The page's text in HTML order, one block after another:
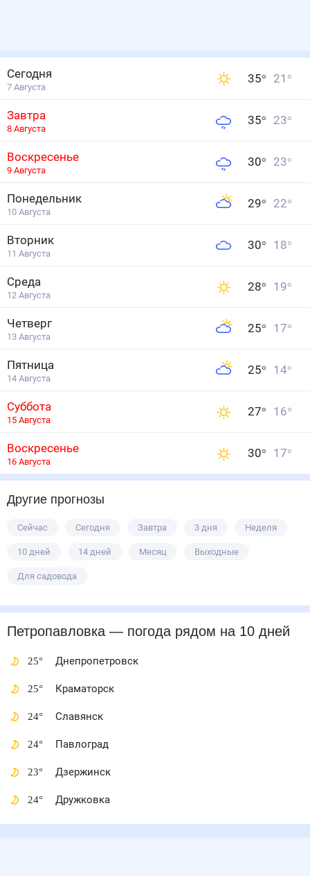
Сегодня
7 Августа
35° 21 °
Завтра
8 Августа
35° 23°
Воскресенье
9 Августа
30° 23°
Понедельник
10 Августа
29° 22°
Вторник
11 Августа
30° 18°
Среда
12 Августа
28° 19°
Четверг
13 Августа
25° 17°
Пятница
14 Августа
25° 14°
Суббота
15 Августа
27° 16°
Воскресенье
16 Августа
30° 17°
Другие прогнозы
Сейчас Сегодня Завтра 3 дня Неделя
10 дней 14 дней Месяц Выходные
Для садовода
Петропавловка — погода рядом на 10 дней
25° Днепропетровск
25° Краматорск
24° Славянск
24° Павлоград
23° Дзержинск
24° Дружковка